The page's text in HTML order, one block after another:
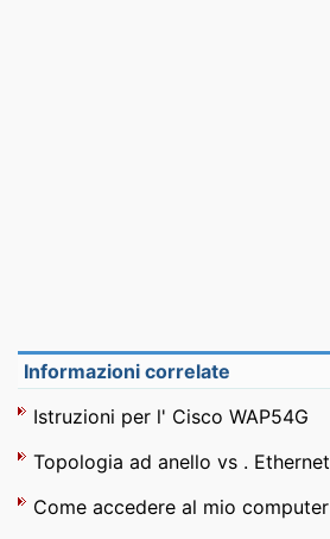
Informazioni correlate
Istruzioni per l' Cisco WAP54G
Topologia ad anello vs . Ethernet